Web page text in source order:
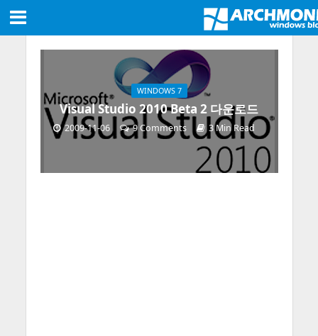
WINDOWS 7
Visual Studio 2010 Beta 2 다운로드
2009-11-06 9 Comments 3 Min Read